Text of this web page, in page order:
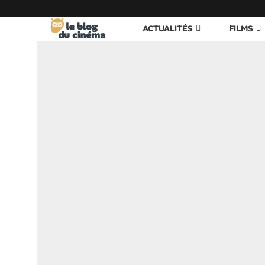
ACTUALITÉS FILMS